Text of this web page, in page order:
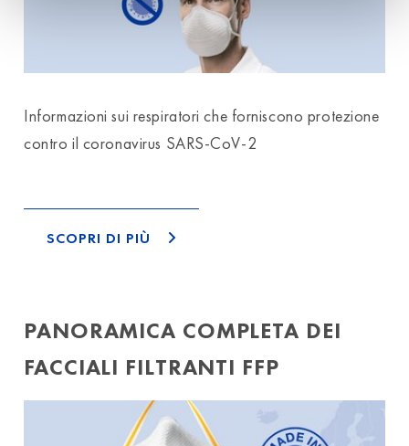
Informazioni sui respiratori che forniscono protezione
contro il coronavirus SARS-CoV-2
SCOPRI DI PIÙ
PANORAMICA COMPLETA DEI
FACCIALI FILTRANTI FFP